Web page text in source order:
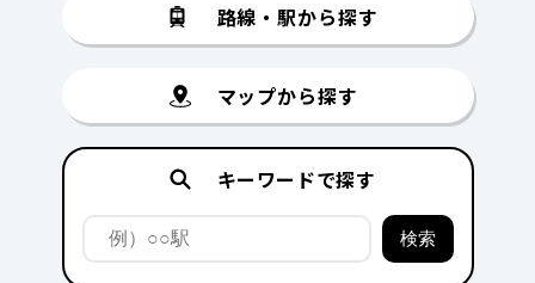
路線・駅から探す
マップから探す
キーワードで探す